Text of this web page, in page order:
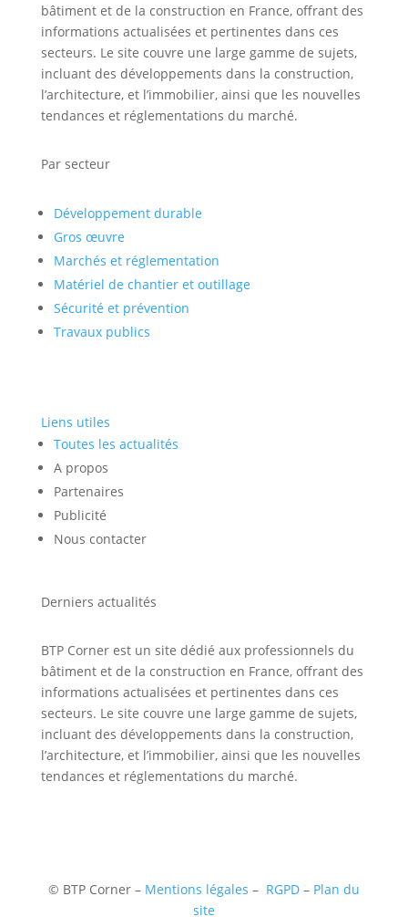
bâtiment et de la construction en France, offrant des
informations actualisées et pertinentes dans ces
secteurs. Le site couvre une large gamme de sujets,
incluant des développements dans la construction,
l’architecture, et l’immobilier, ainsi que les nouvelles
tendances et réglementations du marché.
Par secteur
Développement durable
Gros œuvre
Marchés et réglementation
Matériel de chantier et outillage
Sécurité et prévention
Travaux publics
Liens utiles
Toutes les actualités
A propos
Partenaires
Publicité
Nous contacter
Derniers actualités
BTP Corner est un site dédié aux professionnels du
bâtiment et de la construction en France, offrant des
informations actualisées et pertinentes dans ces
secteurs. Le site couvre une large gamme de sujets,
incluant des développements dans la construction,
l’architecture, et l’immobilier, ainsi que les nouvelles
tendances et réglementations du marché.
© BTP Corner – Mentions légales – RGPD– Plan du
site